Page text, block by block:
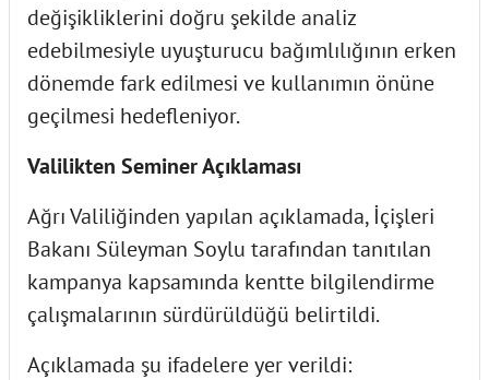
değişikliklerini doğru şekilde analiz
edebilmesiyle uyuşturucu bağımlılığının erken
dönemde fark edilmesi ve kullanımın önüne
geçilmesi hedefleniyor.
Valilikten Seminer Açıklaması
Ağrı Valiliğinden yapılan açıklamada, İçişleri
Bakanı Süleyman Soylu tarafından tanıtılan
kampanya kapsamında kentte bilgilendirme
çalışmalarının sürdürüldüğü belirtildi.
Açıklamada şu ifadelere yer verildi: